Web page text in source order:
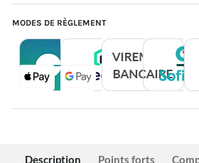
MODES DE RÈGLEMENT
Description Points forts